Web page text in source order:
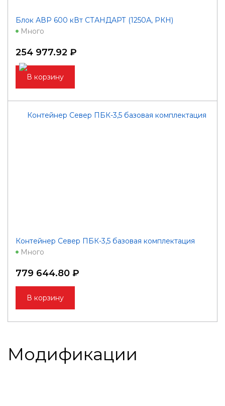
Блок АВР 600 кВт СТАНДАРТ (1250А, РКН)
Много
254 977.92 ₽
В корзину
Контейнер Север ПБК-3,5 базовая комплектация
Много
779 644.80 ₽
В корзину
Модификации